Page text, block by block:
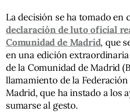
La decisión se ha tomado en
declaración de luto oficial
Comunidad de Madrid, que
en una edición
de la Comunidad de Madrid
llamamiento de la
Madrid, que ha instado a los
sumarse al gesto.